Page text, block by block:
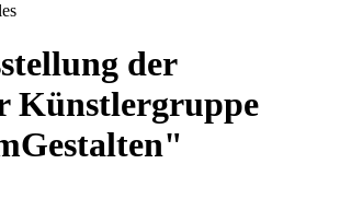
der
Künstlergruppe